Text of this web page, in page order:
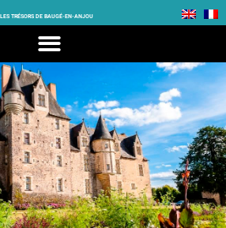
LES TRÉSORS DE BAUGÉ-EN-ANJOU